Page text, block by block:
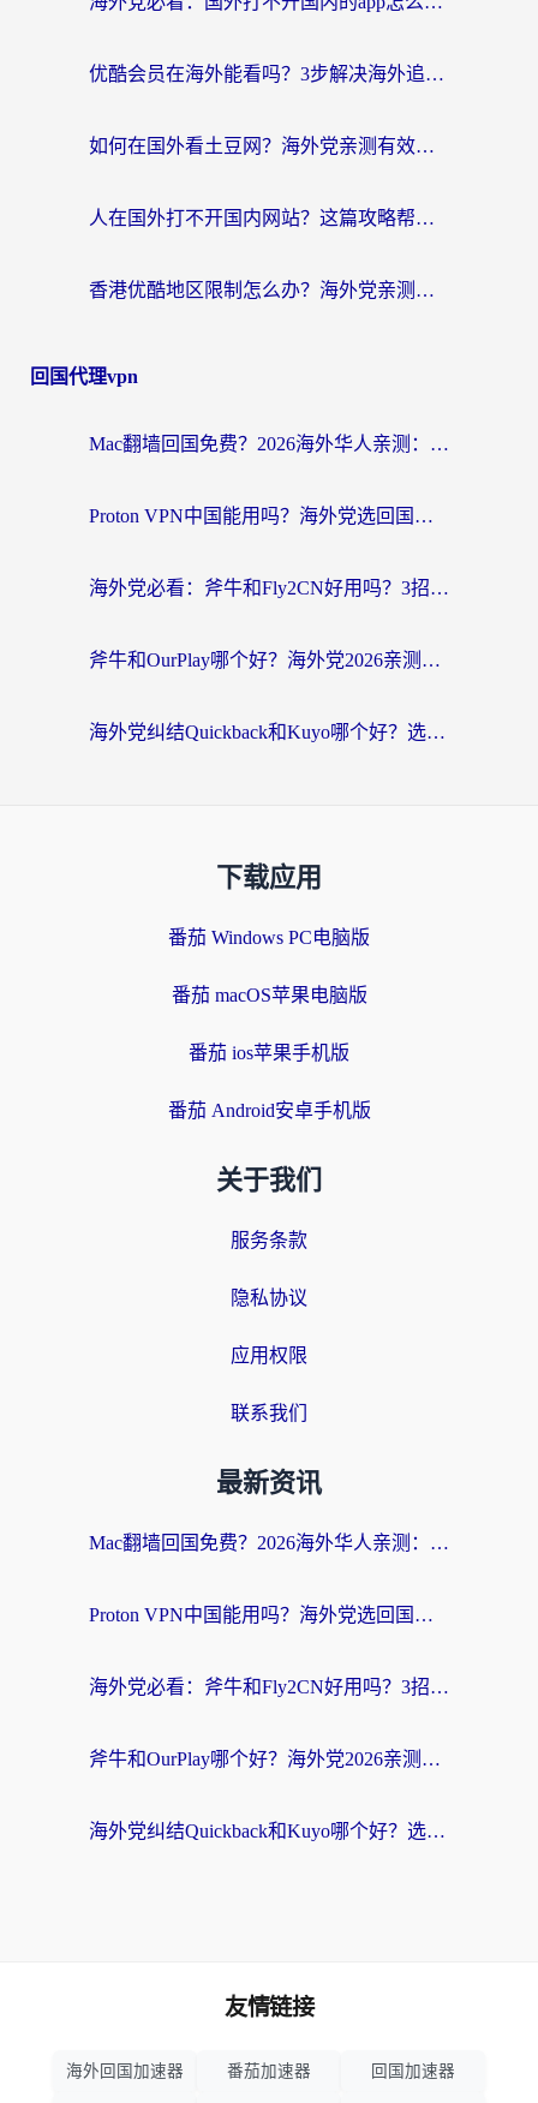
优酷会员在海外能看吗？3步解决海外追剧难题，附实测好用加速器推荐
如何在国外看土豆网？海外党亲测有效的追剧加速器选择指南
人在国外打不开国内网站？这篇攻略帮你无缝解锁国内资源（附交管12123使用技巧）
香港优酷地区限制怎么办？海外党亲测有效的追剧解决方案
回国代理vpn
Mac翻墙回国免费？2026海外华人亲测：从CCTV5直播到国内APP，这样选加速器才靠谱
Proton VPN中国能用吗？海外党选回国加速器的避坑指南（附番茄加速器实测）
海外党必看：斧牛和Fly2CN好用吗？3招教你选对回国加速器（附免费试用攻略）
斧牛和OurPlay哪个好？海外党2026亲测：选对加速器，国内资源秒加载
海外党纠结Quickback和Kuyo哪个好？选对回国加速器才能无缝刷国内资源
下载应用
番茄 Windows PC电脑版
番茄 macOS苹果电脑版
番茄 ios苹果手机版
番茄 Android安卓手机版
关于我们
服务条款
隐私协议
应用权限
联系我们
最新资讯
Mac翻墙回国免费？2026海外华人亲测：从CCTV5直播到国内APP，这样选加速器才靠谱
Proton VPN中国能用吗？海外党选回国加速器的避坑指南（附番茄加速器实测）
海外党必看：斧牛和Fly2CN好用吗？3招教你选对回国加速器（附免费试用攻略）
斧牛和OurPlay哪个好？海外党2026亲测：选对加速器，国内资源秒加载
海外党纠结Quickback和Kuyo哪个好？选对回国加速器才能无缝刷国内资源
友情链接
海外回国加速器 番茄加速器 回国加速器